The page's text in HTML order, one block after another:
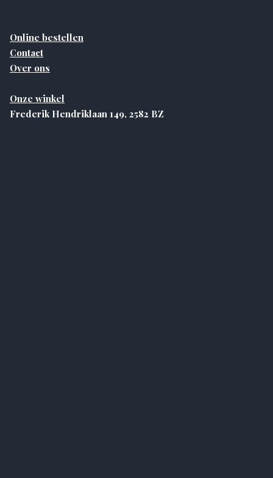
Online bestellen
Contact
Over ons
Onze winkel
Frederik Hendriklaan 149, 2582 BZ